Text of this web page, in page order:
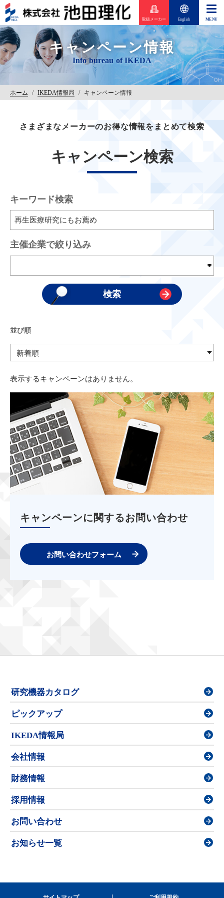
取扱メーカー English
キャンペーン情報
ホーム / IKEDA情報局 / キャンペーン情報
さまざまなメーカーのお得な情報をまとめて検索
キャンペーン検索
キーワード検索
主催企業で絞り込み
並び順
表示するキャンペーンはありません。
キャンペーンに関するお問い合わせ
お問い合わせフォーム
研究機器カタログ
ピックアップ
IKEDA情報局
会社情報
財務情報
採用情報
お問い合わせ
お知らせ一覧